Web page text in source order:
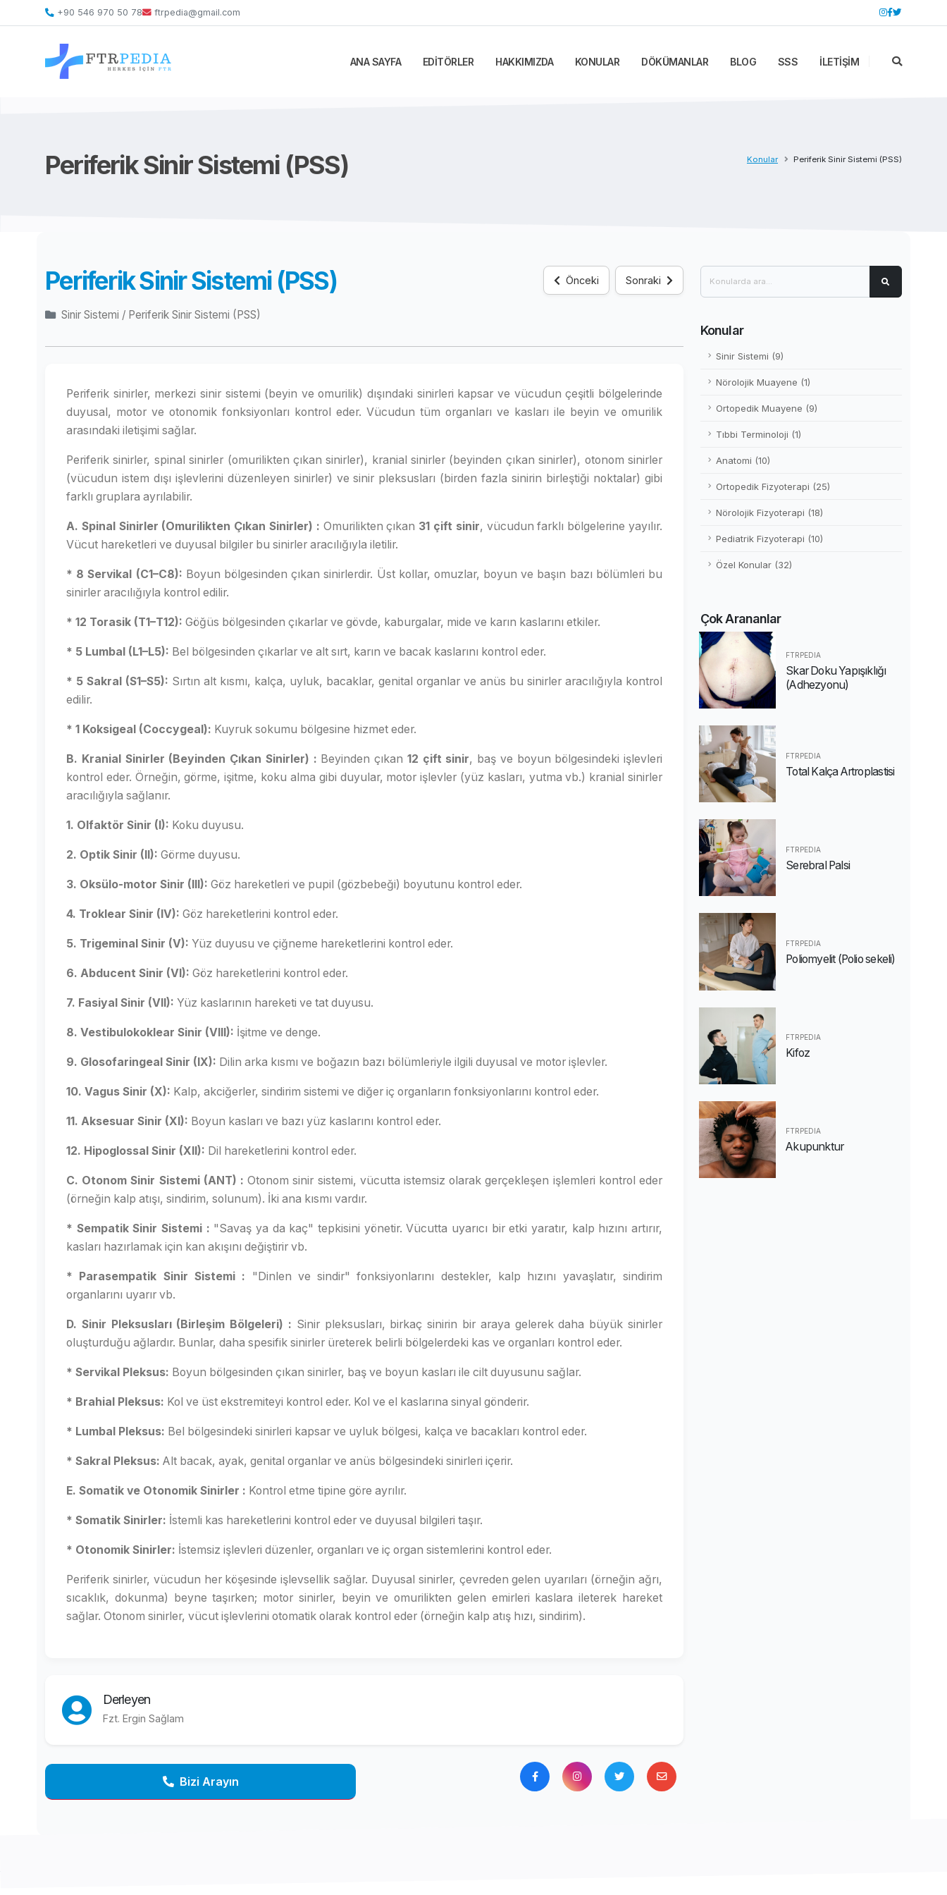
+90 546 970 50 78 ftrpedia@gmail.com
ANA SAYFA EDİTÖRLER HAKKIMIZDA KONULAR DÖKÜMANLAR BLOG SSS İLETİŞİM
Periferik Sinir Sistemi (PSS) Konular Periferik Sinir Sistemi (PSS)
Önceki Sonraki
Periferik Sinir Sistemi (PSS)
Sinir Sistemi / Periferik Sinir Sistemi (PSS)
Periferik sinirler, merkezi sinir sistemi (beyin ve omurilik) dışındaki sinirleri kapsar ve vücudun çeşitli bölgelerinde
duyusal, motor ve otonomik fonksiyonları kontrol eder. Vücudun tüm organları ve kasları ile beyin ve omurilik
arasındaki iletişimi sağlar.
Periferik sinirler, spinal sinirler (omurilikten çıkan sinirler), kranial sinirler (beyinden çıkan sinirler), otonom sinirler
(vücudun istem dışı işlevlerini düzenleyen sinirler) ve sinir pleksusları (birden fazla sinirin birleştiği noktalar) gibi
farklı gruplara ayrılabilir.
A. Spinal Sinirler (Omurilikten Çıkan Sinirler) : Omurilikten çıkan 31 çift sinir, vücudun farklı bölgelerine yayılır.
Vücut hareketleri ve duyusal bilgiler bu sinirler aracılığıyla iletilir.
* 8 Servikal (C1–C8): Boyun bölgesinden çıkan sinirlerdir. Üst kollar, omuzlar, boyun ve başın bazı bölümleri bu
sinirler aracılığıyla kontrol edilir.
* 12 Torasik (T1–T12): Göğüs bölgesinden çıkarlar ve gövde, kaburgalar, mide ve karın kaslarını etkiler.
* 5 Lumbal (L1–L5): Bel bölgesinden çıkarlar ve alt sırt, karın ve bacak kaslarını kontrol eder.
* 5 Sakral (S1–S5): Sırtın alt kısmı, kalça, uyluk, bacaklar, genital organlar ve anüs bu sinirler aracılığıyla kontrol
edilir.
* 1 Koksigeal (Coccygeal): Kuyruk sokumu bölgesine hizmet eder.
B. Kranial Sinirler (Beyinden Çıkan Sinirler) : Beyinden çıkan 12 çift sinir, baş ve boyun bölgesindeki işlevleri
kontrol eder. Örneğin, görme, işitme, koku alma gibi duyular, motor işlevler (yüz kasları, yutma vb.) kranial sinirler
aracılığıyla sağlanır.
1. Olfaktör Sinir (I): Koku duyusu.
2. Optik Sinir (II): Görme duyusu.
3. Oksülo-motor Sinir (III): Göz hareketleri ve pupil (gözbebeği) boyutunu kontrol eder.
4. Troklear Sinir (IV): Göz hareketlerini kontrol eder.
5. Trigeminal Sinir (V): Yüz duyusu ve çiğneme hareketlerini kontrol eder.
6. Abducent Sinir (VI): Göz hareketlerini kontrol eder.
7. Fasiyal Sinir (VII): Yüz kaslarının hareketi ve tat duyusu.
8. Vestibulokoklear Sinir (VIII): İşitme ve denge.
9. Glosofaringeal Sinir (IX): Dilin arka kısmı ve boğazın bazı bölümleriyle ilgili duyusal ve motor işlevler.
10. Vagus Sinir (X): Kalp, akciğerler, sindirim sistemi ve diğer iç organların fonksiyonlarını kontrol eder.
11. Aksesuar Sinir (XI): Boyun kasları ve bazı yüz kaslarını kontrol eder.
12. Hipoglossal Sinir (XII): Dil hareketlerini kontrol eder.
C. Otonom Sinir Sistemi (ANT) : Otonom sinir sistemi, vücutta istemsiz olarak gerçekleşen işlemleri kontrol eder
(örneğin kalp atışı, sindirim, solunum). İki ana kısmı vardır.
* Sempatik Sinir Sistemi : "Savaş ya da kaç" tepkisini yönetir. Vücutta uyarıcı bir etki yaratır, kalp hızını artırır,
kasları hazırlamak için kan akışını değiştirir vb.
* Parasempatik Sinir Sistemi : "Dinlen ve sindir" fonksiyonlarını destekler, kalp hızını yavaşlatır, sindirim
organlarını uyarır vb.
D. Sinir Pleksusları (Birleşim Bölgeleri) : Sinir pleksusları, birkaç sinirin bir araya gelerek daha büyük sinirler
oluşturduğu ağlardır. Bunlar, daha spesifik sinirler üreterek belirli bölgelerdeki kas ve organları kontrol eder.
* Servikal Pleksus: Boyun bölgesinden çıkan sinirler, baş ve boyun kasları ile cilt duyusunu sağlar.
* Brahial Pleksus: Kol ve üst ekstremiteyi kontrol eder. Kol ve el kaslarına sinyal gönderir.
* Lumbal Pleksus: Bel bölgesindeki sinirleri kapsar ve uyluk bölgesi, kalça ve bacakları kontrol eder.
* Sakral Pleksus: Alt bacak, ayak, genital organlar ve anüs bölgesindeki sinirleri içerir.
E. Somatik ve Otonomik Sinirler : Kontrol etme tipine göre ayrılır.
* Somatik Sinirler: İstemli kas hareketlerini kontrol eder ve duyusal bilgileri taşır.
* Otonomik Sinirler: İstemsiz işlevleri düzenler, organları ve iç organ sistemlerini kontrol eder.
Periferik sinirler, vücudun her köşesinde işlevsellik sağlar. Duyusal sinirler, çevreden gelen uyarıları (örneğin ağrı,
sıcaklık, dokunma) beyne taşırken; motor sinirler, beyin ve omurilikten gelen emirleri kaslara ileterek hareket
sağlar. Otonom sinirler, vücut işlevlerini otomatik olarak kontrol eder (örneğin kalp atış hızı, sindirim).
Derleyen
Fzt. Ergin Sağlam
Bizi Arayın
Konular
Sinir Sistemi (9)
Nörolojik Muayene (1)
Ortopedik Muayene (9)
Tıbbi Terminoloji (1)
Anatomi (10)
Ortopedik Fizyoterapi (25)
Nörolojik Fizyoterapi (18)
Pediatrik Fizyoterapi (10)
Özel Konular (32)
Çok Arananlar
FTRPEDIA
Skar Doku Yapışıklığı
(Adhezyonu)
FTRPEDIA
Total Kalça Artroplastisi
FTRPEDIA
Serebral Palsi
FTRPEDIA
Poliomyelit (Polio sekeli)
FTRPEDIA
Kifoz
FTRPEDIA
Akupunktur